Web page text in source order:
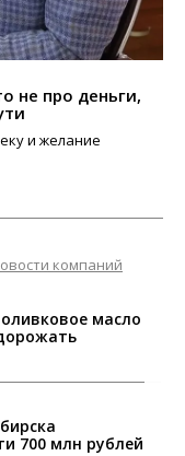
не про деньги,
и желание
компаний
масло
700 млн рублей